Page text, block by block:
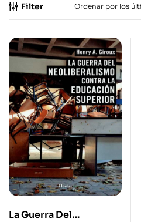
Filter
La Guerra Del